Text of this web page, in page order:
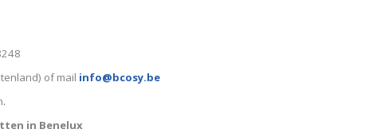
of mail info@bcosy.be
.
in Benelux